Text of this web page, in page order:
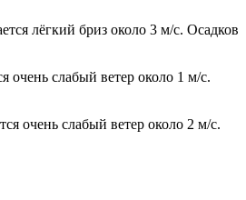
лёгкий бриз около 3 м/с. Осадков
очень слабый ветер около 1 м/с.
очень слабый ветер около 2 м/с.